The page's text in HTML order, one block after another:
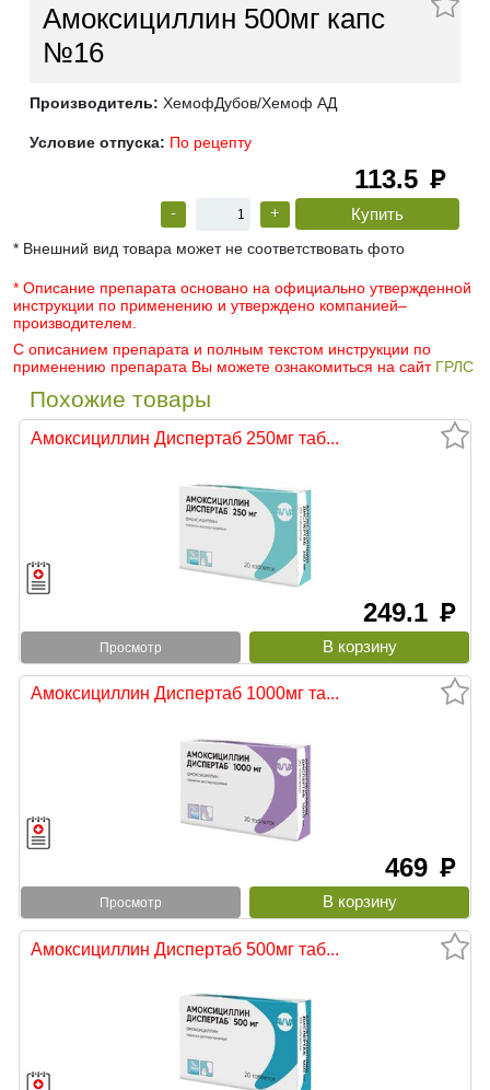
Амоксициллин 500мг капс
№16
Производитель: ХемофДубов/Хемоф АД
Условие отпуска: По рецепту
113.5 руб
- +
* Внешний вид товара может не соответствовать фото
* Описание препарата основано на официально утвержденной
инструкции по применению и утверждено компанией–
производителем.
С описанием препарата и полным текстом инструкции по
применению препарата Вы можете ознакомиться на сайт ГРЛС
Похожие товары
Амоксициллин Диспертаб 250мг таб...
249.1 руб
Просмотр
Амоксициллин Диспертаб 1000мг та...
469 руб
Просмотр
Амоксициллин Диспертаб 500мг таб...